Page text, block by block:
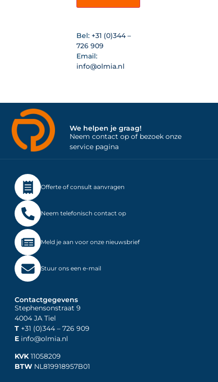
Bel: +31 (0)344 –
726 909
Email:
info@olmia.nl
We helpen je graag!
Neem contact op of bezoek onze
service pagina
Offerte of consult aanvragen
Neem telefonisch contact op
Meld je aan voor onze nieuwsbrief
Stuur ons een e-mail
Contactgegevens
Stephensonstraat 9
4004 JA Tiel
T +31 (0)344 – 726 909
E info@olmia.nl
KVK11058209
BTW NL819918957B01